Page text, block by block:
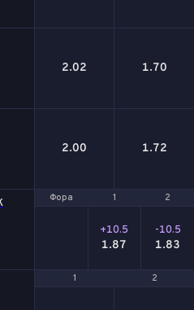
2.02 1.70
2.00 1.72
Фора 1 2
Фора 1 2
+10.5
1.87
-10.5
1.83
1 2
1 2